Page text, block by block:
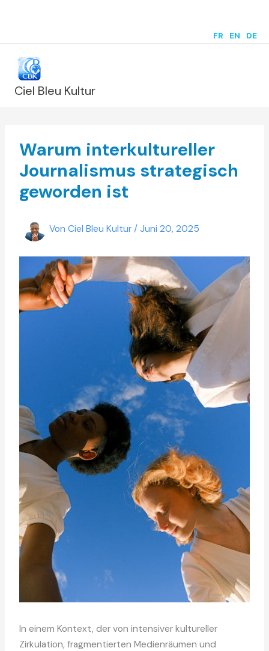
FR EN DE
Ciel Bleu Kultur
Warum interkultureller
Journalismus strategisch
geworden ist
VonCiel Bleu Kultur/Juni 20, 2025
In einem Kontext, der von intensiver kultureller
Zirkulation, fragmentierten Medienräumen und